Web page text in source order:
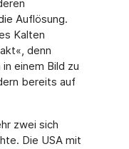
Auflösung.
Kalten
denn
einem Bild zu
bereits auf
zwei sich
Die USA mit